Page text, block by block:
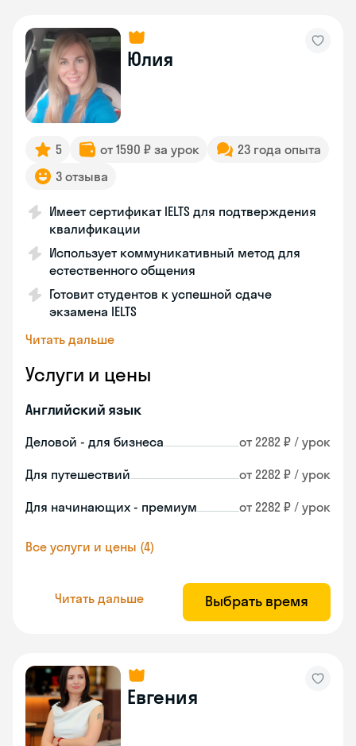
Юлия
5 от 1590 ₽ за урок
23 года опыта
3 отзыва
Имеет сертификат IELTS для подтверждения
квалификации
Использует коммуникативный метод для
естественного общения
Готовит студентов к успешной сдаче
экзамена IELTS
Читать дальше
Услуги и цены
Английский язык
Деловой - для бизнеса от 2282 ₽ / урок
Для путешествий от 2282 ₽ / урок
Для начинающих - премиум от 2282 ₽ / урок
Все услуги и цены (4)
Читать дальше Выбрать время
Евгения